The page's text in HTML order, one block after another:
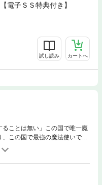
電子ＳＳ特典付き】
試し読み カートへ
ることは無い」この国で唯一魔
この国で最強の魔法使いであ
ンには愛する王女シャルロッ
五カ月。「それまでは我慢す
冷たく扱われ、周囲からは王
嫌われ、疎まれ、誰一人味方